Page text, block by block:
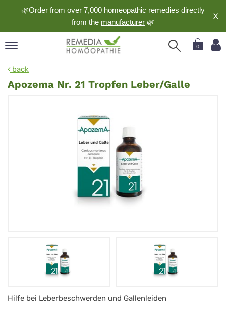
🌿Order from over 7,000 homeopathic remedies directly
from the manufacturer 🌿
X
0
back
Apozema Nr. 21 Tropfen Leber/Galle
Apozema
Hilfe bei Leberbeschwerden und Gallenleiden